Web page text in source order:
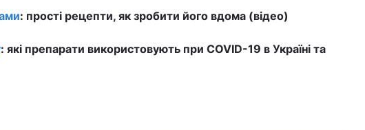
: прості рецепти, як зробити його вдома (відео)
: які препарати використовують при COVID-19 в Україні та